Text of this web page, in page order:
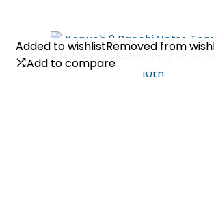
Added to wishlistRemoved from
Add to compare
Added to wishlistRemoved from
Add to compare